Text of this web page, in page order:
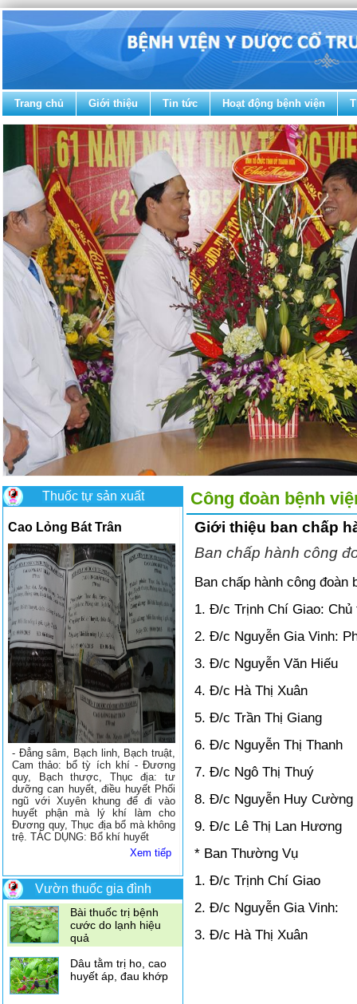
Trang chủ Giới thiệu Tin tức Hoạt động bệnh viện
Thuốc tự sản xuất
Cao Lỏng Bát Trân
- Đẳng sâm, Bạch linh, Bạch truật,
Cam thảo: bổ tỳ ích khí - Đương
quy, Bạch thược, Thục địa: tư
dưỡng can huyết, điều huyết Phối
ngũ với Xuyên khung để đi vào
huyết phận mà lý khí làm cho
Đương quy, Thục địa bổ mà không
trệ. TÁC DỤNG: Bổ khí huyết
Xem tiếp
Cao Lỏng Viêm gan mạn
CHỈ ĐỊNH: - Viêm gan, tăng men
gan, suy giảm chức năng gan -
Vàng da, ban ngứa, nổi mề đay -
Chán ăn, ăn không tiêu do chức
năng gan gây ra.
Xem tiếp
Vườn thuốc gia đình
Có nên ăn mướp
đắng khi mang thai
Dùng vỏ quýt để trị
ho
4 loại gia vị thần kỳ
giúp giảm đau
10 loại rau quả giàu
Vitamin C hơn cam
Bài thuốc trị bệnh
cước do lạnh hiệu
quả
Dâu tằm trị ho, cao
huyết áp, đau khớp
Công đoàn bệnh
Giới thiệu ban chấp
Ban chấp hành công
Ban chấp hành công đoàn
1. Đ/c Trịnh Chí Giao: Chủ
2. Đ/c Nguyễn Gia Vinh:
3. Đ/c Nguyễn Văn Hiếu
4. Đ/c Hà Thị Xuân
5. Đ/c Trần Thị Giang
6. Đ/c Nguyễn Thị Thanh
7. Đ/c Ngô Thị Thuý
8. Đ/c Nguyễn Huy Cường
9. Đ/c Lê Thị Lan Hương
* Ban Thường Vụ
1. Đ/c Trịnh Chí Giao
2. Đ/c Nguyễn Gia Vinh:
3. Đ/c Hà Thị Xuân